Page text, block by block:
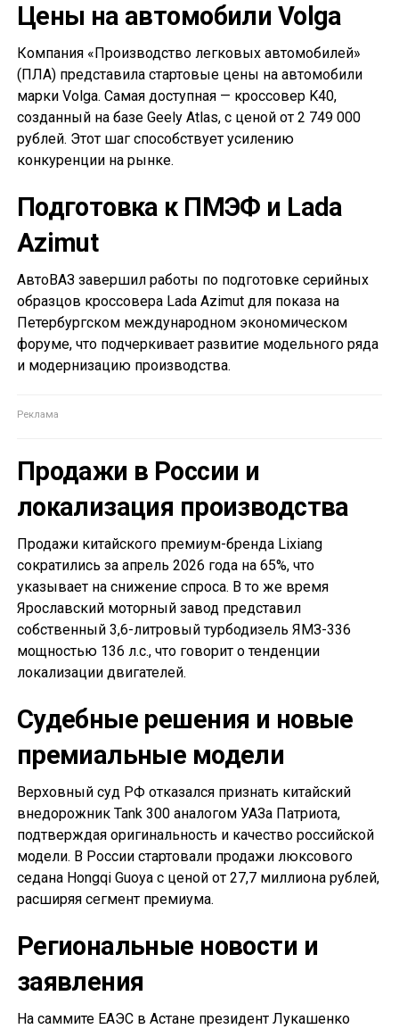
Цены на автомобили Volga
Компания «Производство легковых автомобилей»
(ПЛА) представила стартовые цены на автомобили
марки Volga. Самая доступная — кроссовер K40,
созданный на базе Geely Atlas, с ценой от 2 749 000
рублей. Этот шаг способствует усилению
конкуренции на рынке.
Подготовка к ПМЭФ и Lada
Azimut
АвтоВАЗ завершил работы по подготовке серийных
образцов кроссовера Lada Azimut для показа на
Петербургском международном экономическом
форуме, что подчеркивает развитие модельного ряда
и модернизацию производства.
Продажи в России и
локализация производства
Продажи китайского премиум-бренда Lixiang
сократились за апрель 2026 года на 65%, что
указывает на снижение спроса. В то же время
Ярославский моторный завод представил
собственный 3,6-литровый турбодизель ЯМЗ-336
мощностью 136 л.с., что говорит о тенденции
локализации двигателей.
Судебные решения и новые
премиальные модели
Верховный суд РФ отказался признать китайский
внедорожник Tank 300 аналогом УАЗа Патриота,
подтверждая оригинальность и качество российской
модели. В России стартовали продажи люксового
седана Hongqi Guoya с ценой от 27,7 миллиона рублей,
расширяя сегмент премиума.
Региональные новости и
заявления
На саммите ЕАЭС в Астане президент Лукашенко